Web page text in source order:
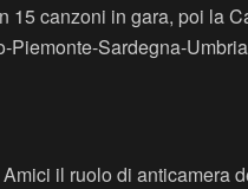
canzoni in gara, poi la
Sardegna-
il ruolo di anticamera